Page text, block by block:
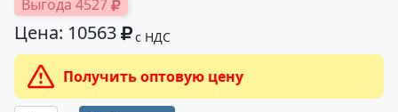
Выгода 4527
Цена: 10563 с НДС
Получить оптовую цену